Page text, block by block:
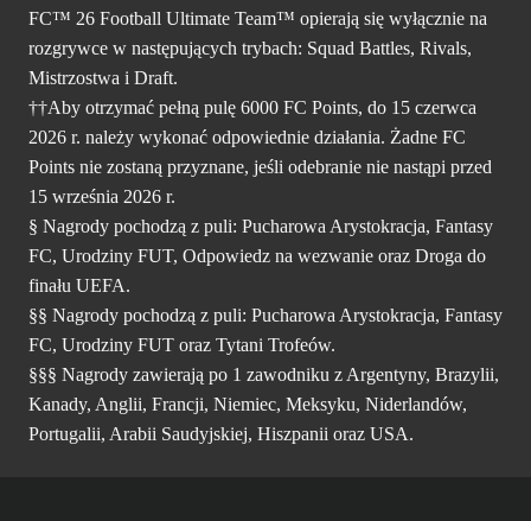
FC™ 26 Football Ultimate Team™ opierają się wyłącznie na
rozgrywce w następujących trybach: Squad Battles, Rivals,
Mistrzostwa i Draft.
††Aby otrzymać pełną pulę 6000 FC Points, do 15 czerwca
2026 r. należy wykonać odpowiednie działania. Żadne FC
Points nie zostaną przyznane, jeśli odebranie nie nastąpi przed
15 września 2026 r.
§ Nagrody pochodzą z puli: Pucharowa Arystokracja, Fantasy
FC, Urodziny FUT, Odpowiedz na wezwanie oraz Droga do
finału UEFA.
§§ Nagrody pochodzą z puli: Pucharowa Arystokracja, Fantasy
FC, Urodziny FUT oraz Tytani Trofeów.
§§§ Nagrody zawierają po 1 zawodniku z Argentyny, Brazylii,
Kanady, Anglii, Francji, Niemiec, Meksyku, Niderlandów,
Portugalii, Arabii Saudyjskiej, Hiszpanii oraz USA.